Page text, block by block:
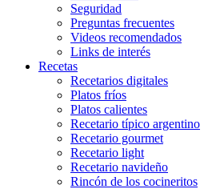
Seguridad
Preguntas frecuentes
Videos recomendados
Links de interés
Recetas
Recetarios digitales
Platos fríos
Platos calientes
Recetario típico argentino
Recetario gourmet
Recetario light
Recetario navideño
Rincón de los cocineritos